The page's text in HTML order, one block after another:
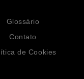
Glossário
Contato
de Cookies